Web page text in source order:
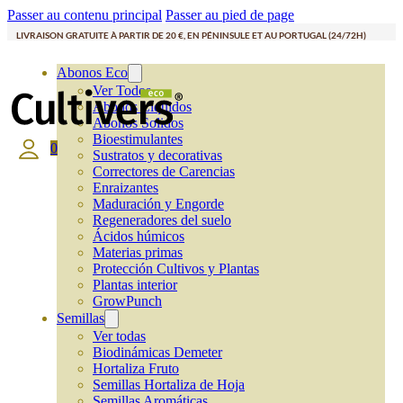
Passer au contenu principal Passer au pied de page
LIVRAISON GRATUITE À PARTIR DE 20 €, EN PÉNINSULE ET AU PORTUGAL (24/72H)
Abonos Eco
Ver Todos
Abonos Líquidos
Abonos Solidos
Bioestimulantes
Sustratos y decorativas
Correctores de Carencias
Enraizantes
Maduración y Engorde
Regeneradores del suelo
Ácidos húmicos
Materias primas
Protección Cultivos y Plantas
Plantas interior
GrowPunch
Semillas
Ver todas
Biodinámicas Demeter
Hortaliza Fruto
Semillas Hortaliza de Hoja
0